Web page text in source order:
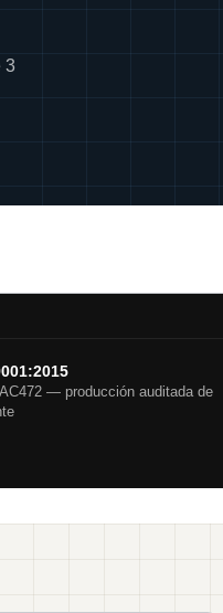
3
— producción auditada de